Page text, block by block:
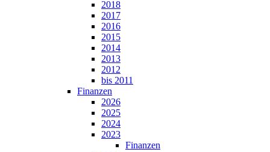
2018
2017
2016
2015
2014
2013
2012
bis 2011
Finanzen
2026
2025
2024
2023
Finanzen